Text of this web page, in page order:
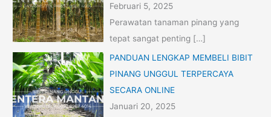
Februari 5, 2025
Perawatan tanaman pinang yang
tepat sangat penting […]
PANDUAN LENGKAP MEMBELI BIBIT
PINANG UNGGUL TERPERCAYA
SECARA ONLINE
Januari 20, 2025